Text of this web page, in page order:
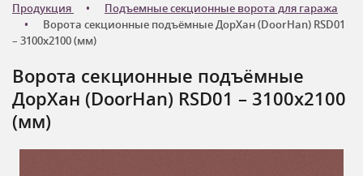
Продукция
Подъемные секционные ворота для гаража
Ворота секционные подъёмные ДорХан (DoorHan) RSD01
– 3100х2100 (мм)
Ворота секционные подъёмные
ДорХан (DoorHan) RSD01 – 3100х2100
(мм)